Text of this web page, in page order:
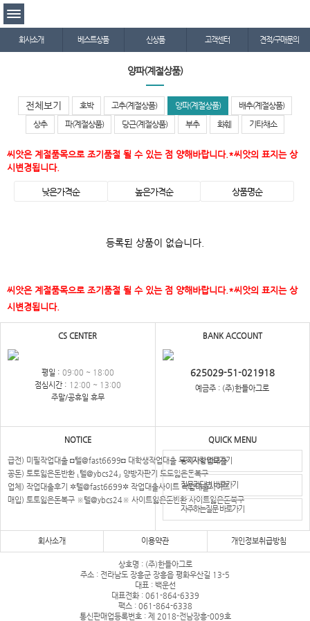
회사소개 베스트상품 신상품 고객센터 견적/구매문의
양파(계절상품)
전체보기 호박 고추(계절상품) 양파(계절상품)
배추(계절상품)
상추
파(계절상품) 당근(계절상품) 부추 화훼 기타채소
씨앗은 계절품목으로 조기품절 될 수 있는 점 양해바랍니다.*씨앗의 표지는 상
시변경됩니다.
낮은가격순 높은가격순 상품명순
등록된 상품이 없습니다.
씨앗은 계절품목으로 조기품절 될 수 있는 점 양해바랍니다.*씨앗의 표지는 상
시변경됩니다.
CS CENTER
평일 : 09:00 ~ 18:00
점심시간 : 12:00 ~ 13:00
주말/공휴일 휴무
BANK ACCOUNT
625029-51-021918
예금주 : (주)한들아그로
NOTICE
급전) 미필작업대출 ◘텔@fast6699◘ 대학생작업대출 무직자작업대출
꽁돈) 토토잃은돈반환 ⸤텔@ybcs24⸥ 양방자판기 토토잃은돈복구
업체) 작업대출후기 ✲텔@fast6699✲ 작업대출사이트 작업대출사이트
매입) 토토잃은돈복구 ※텔@ybcs24※ 사이트잃은돈반환 사이트잃은돈복구
QUICK MENU
공지사항 바로가기
질문과답변 바로가기
자주하는질문 바로가기
회사소개 이용약관 개인정보취급방침
상호명 : (주)한들아그로
주소 : 전라남도 장흥군 장흥읍 평화우산길 13-5
대표 : 백운선
대표전화 : 061-864-6339
팩스 : 061-864-6338
통신판매업등록번호 : 제 2018-전남장흥-009호